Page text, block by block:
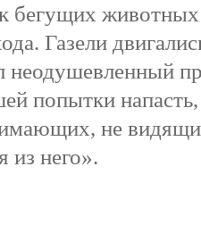
бегущих
Газели
неодушевленный
попытки
не
из него».